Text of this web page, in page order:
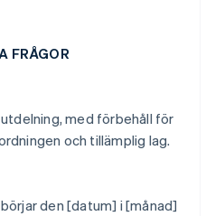
FRÅGOR
med förbehåll för
och tillämplig lag.
den [datum] i [månad]